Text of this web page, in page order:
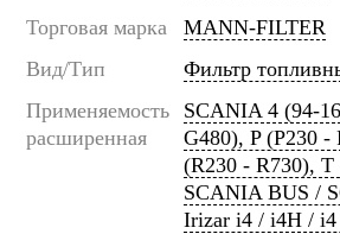
Торговая марка
MANN-FILTER
Вид/Тип
Фильтр
Применяемость
расширенная
SCANIA 4 (94-
G480), P (P230 -
(R230 - R730),
SCANIA BUS /
Irizar i4 / i4H /